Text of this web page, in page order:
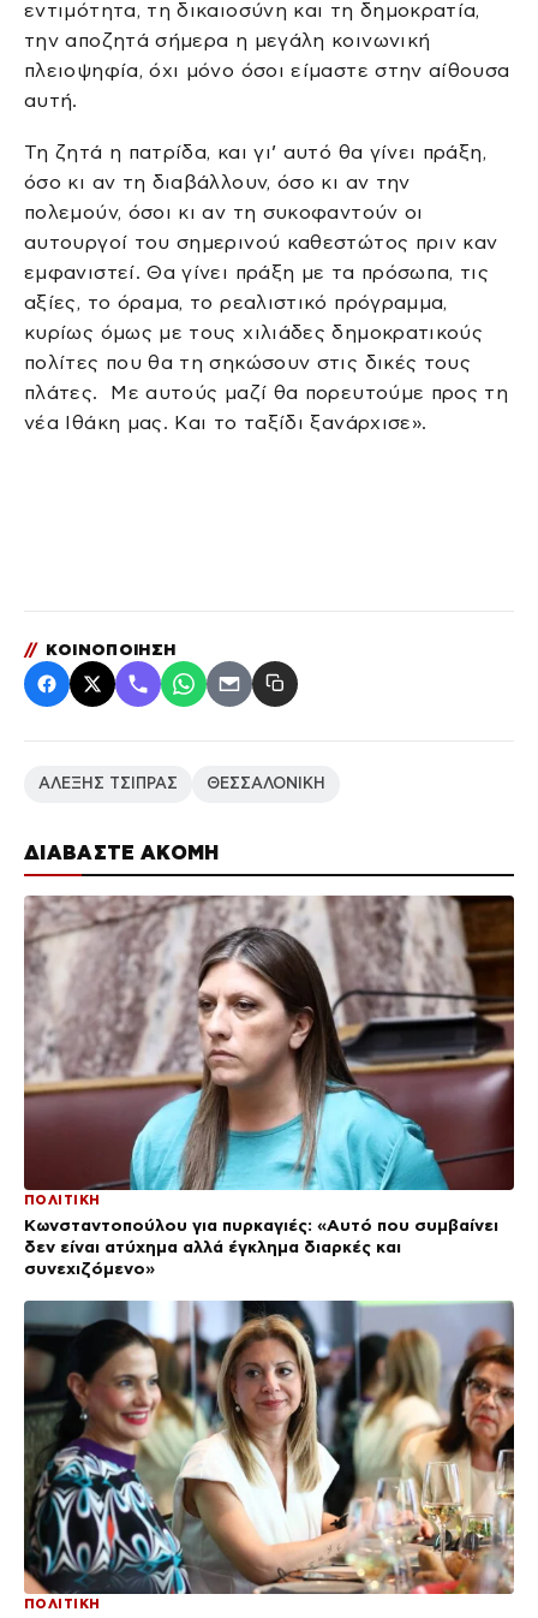
ΔΙΑΒΑΣΤΕ ΑΚΟΜΗ
ΠΟΛΙΤΙΚΗ
Κωνσταντοπούλου για πυρκαγιές: «Αυτό που συμβαίνει
δεν είναι ατύχημα αλλά έγκλημα διαρκές και
συνεχιζόμενο»
ΠΟΛΙΤΙΚΗ
εντιμότητα, τη δικαιοσύνη και τη δημοκρατία,
την αποζητά σήμερα η μεγάλη κοινωνική
πλειοψηφία, όχι μόνο όσοι είμαστε στην αίθουσα
αυτή.
Τη ζητά η πατρίδα, και γι’ αυτό θα γίνει πράξη,
όσο κι αν τη διαβάλλουν, όσο κι αν την
πολεμούν, όσοι κι αν τη συκοφαντούν οι
αυτουργοί του σημερινού καθεστώτος πριν καν
εμφανιστεί. Θα γίνει πράξη με τα πρόσωπα, τις
αξίες, το όραμα, το ρεαλιστικό πρόγραμμα,
κυρίως όμως με τους χιλιάδες δημοκρατικούς
πολίτες που θα τη σηκώσουν στις δικές τους
πλάτες. Με αυτούς μαζί θα πορευτούμε προς τη
νέα Ιθάκη μας. Και το ταξίδι ξανάρχισε».
// ΚΟΙΝΟΠΟΙΗΣΗ
ΑΛΕΞΗΣ ΤΣΙΠΡΑΣ ΘΕΣΣΑΛΟΝΙΚΗ